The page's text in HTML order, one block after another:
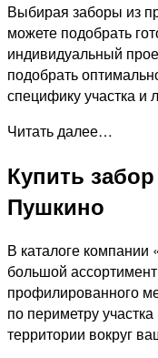
Выбирая заборы из
можете подобрать
индивидуальный
подобрать
специфику участка и
Читать далее…
Купить
Пушкино
В каталоге
большой
профилированного
по периметру
территории вокруг